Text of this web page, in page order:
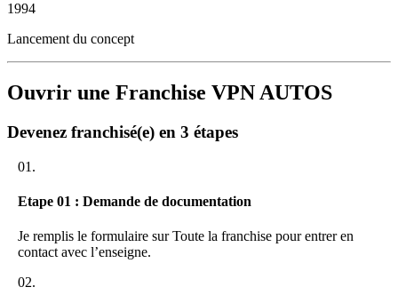
Depuis 2011, VPN Autos propose également aux professionnels de
l’automobile d’exploiter la marque en tant qu’affilié sur un territoire
défini. Le concept unique de l’enseigne, basé sur une expertise
avérée dans la gestion de l’activité des véhicules d’occasion
multimarques, est au service de la réussite de ses membres. VPN
Autos se démarque en offrant des services à forte valeur ajoutée et
1994
Lancement du concept
Ouvrir une Franchise VPN AUTOS
Devenez franchisé(e) en 3 étapes
01.
Etape 01 : Demande de documentation
Je remplis le formulaire sur Toute la franchise pour entrer en
contact avec l’enseigne.
02.